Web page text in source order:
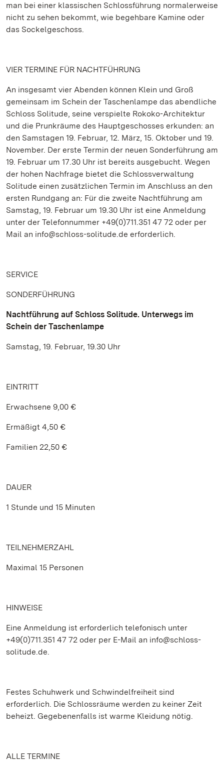
man bei einer klassischen Schlossführung normalerweise
nicht zu sehen bekommt, wie begehbare Kamine oder
das Sockelgeschoss.
VIER TERMINE FÜR NACHTFÜHRUNG
An insgesamt vier Abenden können Klein und Groß
gemeinsam im Schein der Taschenlampe das abendliche
Schloss Solitude, seine verspielte Rokoko-Architektur
und die Prunkräume des Hauptgeschosses erkunden: an
den Samstagen 19. Februar, 12. März, 15. Oktober und 19.
November. Der erste Termin der neuen Sonderführung am
19. Februar um 17.30 Uhr ist bereits ausgebucht. Wegen
der hohen Nachfrage bietet die Schlossverwaltung
Solitude einen zusätzlichen Termin im Anschluss an den
ersten Rundgang an: Für die zweite Nachtführung am
Samstag, 19. Februar um 19.30 Uhr ist eine Anmeldung
unter der Telefonnummer +49(0)711.351 47 72 oder per
Mail an info@schloss-solitude.de erforderlich.
SERVICE
SONDERFÜHRUNG
Nachtführung auf Schloss Solitude. Unterwegs im
Schein der Taschenlampe
Samstag, 19. Februar, 19.30 Uhr
EINTRITT
Erwachsene 9,00 €
Ermäßigt 4,50 €
Familien 22,50 €
DAUER
1 Stunde und 15 Minuten
TEILNEHMERZAHL
Maximal 15 Personen
HINWEISE
Eine Anmeldung ist erforderlich telefonisch unter
+49(0)711.351 47 72 oder per E-Mail an info@schloss-
solitude.de.
Festes Schuhwerk und Schwindelfreiheit sind
erforderlich. Die Schlossräume werden zu keiner Zeit
beheizt. Gegebenenfalls ist warme Kleidung nötig.
ALLE TERMINE